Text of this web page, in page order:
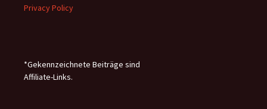
Privacy Policy
*Gekennzeichnete Beiträge sind
Affiliate-Links.